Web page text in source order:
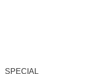
SPECIAL